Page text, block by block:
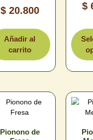
Limpiar
$20.800
Añadir al
carrito
$
Pionono de